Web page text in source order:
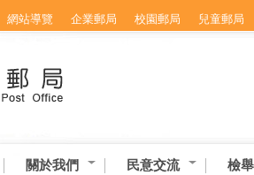
網站導覽 企業郵局 校園郵局 兒童郵局
關於我們 民意交流 檢